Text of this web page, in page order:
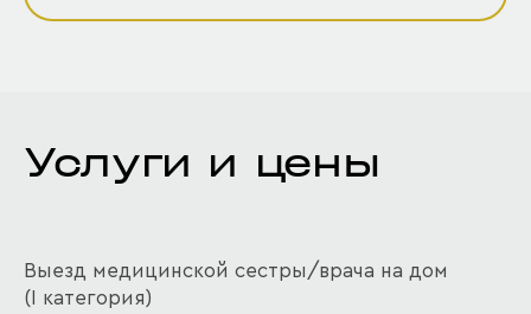
Услуги и цены
Выезд медицинской сестры/врача на дом
(I категория)